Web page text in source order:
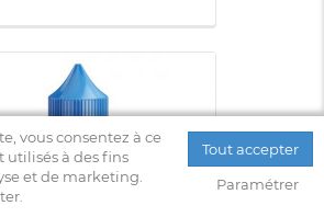
vous consentez à ce
utilisés à des fins
et de marketing.
Tout accepter
Paramétrer